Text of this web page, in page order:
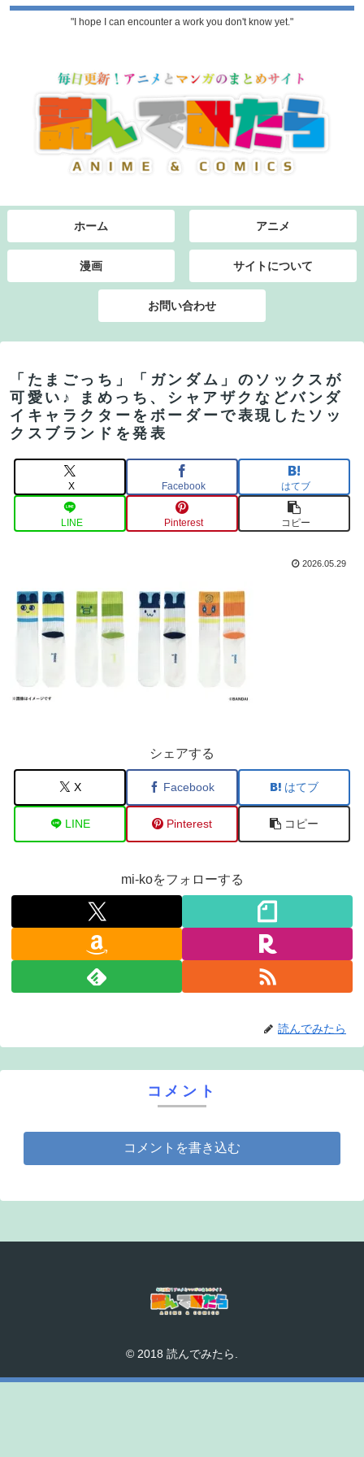
"I hope I can encounter a work you don't know yet."
ホーム アニメ
漫画 サイトについて
お問い合わせ
「たまごっち」「ガンダム」のソックスが
可愛い♪ まめっち、シャアザクなどバンダ
イキャラクターをボーダーで表現したソッ
クスブランドを発表
X Facebook はてブ
LINE Pinterest コピー
2026.05.29
シェアする
X Facebook はてブ
LINE Pinterest コピー
mi-koをフォローする
読んでみたら
コメント
コメントを書き込む
© 2018 読んでみたら.